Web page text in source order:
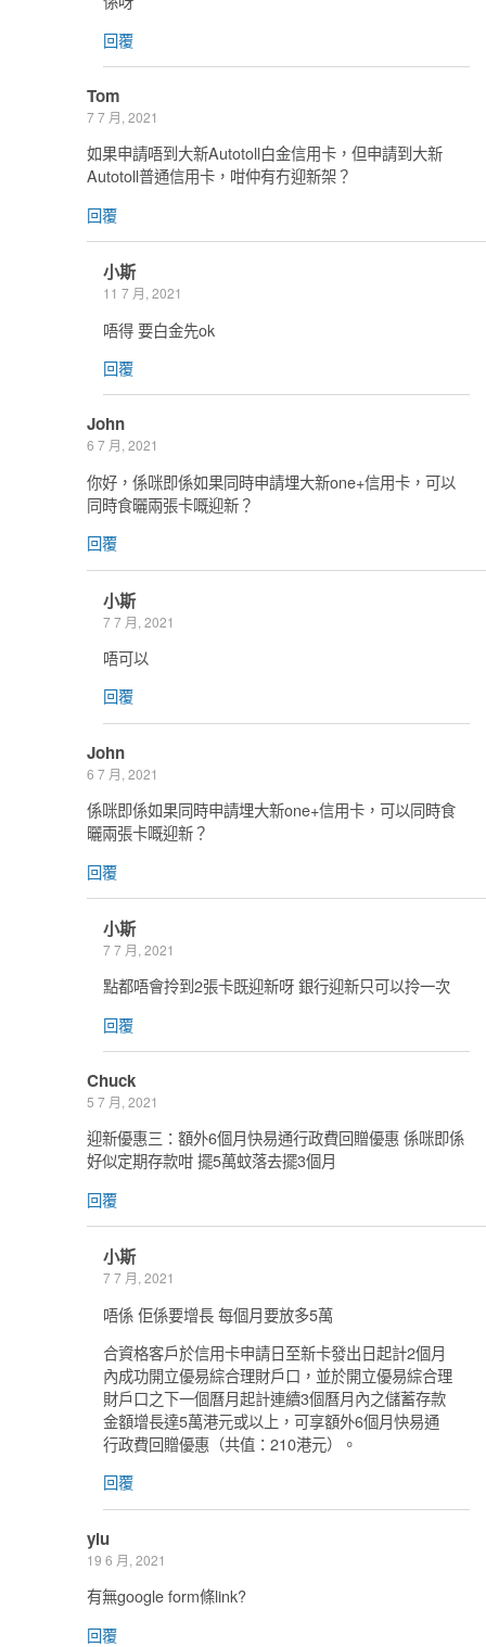
回覆
Tom
7 7 月, 2021
如果申請唔到大新Autotoll白金信用卡，但申請到大新
Autotoll普通信用卡，咁仲有冇迎新架？
回覆
小斯
11 7 月, 2021
唔得 要白金先ok
回覆
John
6 7 月, 2021
你好，係咪即係如果同時申請埋大新one+信用卡，可以
同時食曬兩張卡嘅迎新？
回覆
小斯
7 7 月, 2021
唔可以
回覆
John
6 7 月, 2021
係咪即係如果同時申請埋大新one+信用卡，可以同時食
曬兩張卡嘅迎新？
回覆
小斯
7 7 月, 2021
點都唔會拎到2張卡既迎新呀 銀行迎新只可以拎一次
回覆
Chuck
5 7 月, 2021
迎新優惠三：額外6個月快易通行政費回贈優惠 係咪即係
好似定期存款咁 擺5萬蚊落去擺3個月
回覆
小斯
7 7 月, 2021
唔係 佢係要增長 每個月要放多5萬
合資格客戶於信用卡申請日至新卡發出日起計2個月
內成功開立優易綜合理財戶口，並於開立優易綜合理
財戶口之下一個曆月起計連續3個曆月內之儲蓄存款
金額增長達5萬港元或以上，可享額外6個月快易通
行政費回贈優惠（共值：210港元）。
回覆
yiu
19 6 月, 2021
有無google form條link?
回覆